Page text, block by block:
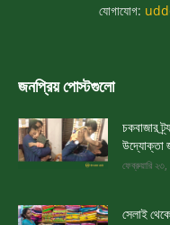
যোগাযোগ:
জনপ্রিয় পোস্টগুলো
চকবাজার
উদ্যোক্তা
ফেব্রুয়ারি
সেলাই